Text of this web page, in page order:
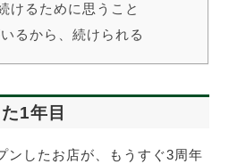
けるために思うこと
るから、続けられる
1年目
ンしたお店が、もうすぐ3周年